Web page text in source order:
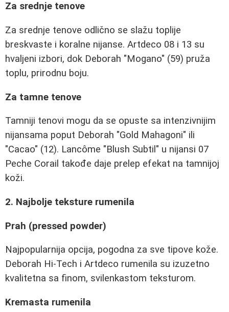
Za srednje tenove
Za srednje tenove odlično se slažu toplije
breskvaste i koralne nijanse. Artdeco 08 i 13 su
hvaljeni izbori, dok Deborah "Mogano" (59) pruža
toplu, prirodnu boju.
Za tamne tenove
Tamniji tenovi mogu da se opuste sa intenzivnijim
nijansama poput Deborah "Gold Mahagoni" ili
"Cacao" (12). Lancôme "Blush Subtil" u nijansi 07
Peche Corail takođe daje prelep efekat na tamnijoj
koži.
2. Najbolje teksture rumenila
Prah (pressed powder)
Najpopularnija opcija, pogodna za sve tipove kože.
Deborah Hi-Tech i Artdeco rumenila su izuzetno
kvalitetna sa finom, svilenkastom teksturom.
Kremasta rumenila